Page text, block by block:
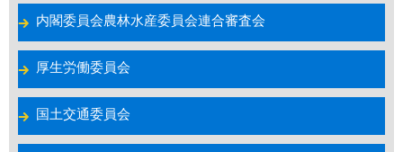
内閣委員会農林水産委員会連合審査会
厚生労働委員会
国土交通委員会